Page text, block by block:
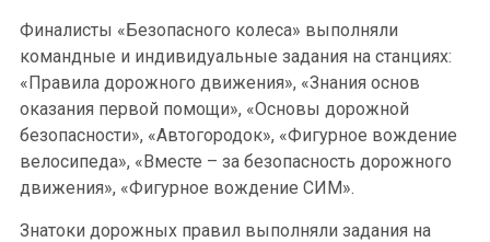
Финалисты «Безопасного колеса» выполняли
командные и индивидуальные задания на станциях:
«Правила дорожного движения», «Знания основ
оказания первой помощи», «Основы дорожной
безопасности», «Автогородок», «Фигурное вождение
велосипеда», «Вместе – за безопасность дорожного
движения», «Фигурное вождение СИМ».
Знатоки дорожных правил выполняли задания на